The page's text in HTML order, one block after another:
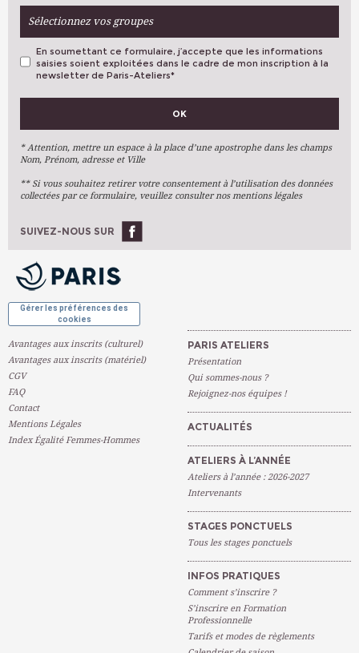
Sélectionnez vos groupes
VOS PRÉFÉRENCES
Arts Plastiques
Arts Du Texte
Arts Numériques
Ateliers À L'année
En soumettant ce formulaire, j’accepte que les informations
saisies soient exploitées dans le cadre de mon inscription à la
newsletter de Paris-Ateliers*
OK
* Attention, mettre un espace à la place d’une apostrophe dans les champs
Nom, Prénom, adresse et Ville
** Si vous souhaitez retirer votre consentement à l’utilisation des données
collectées par ce formulaire, veuillez consulter nos mentions légales
SUIVEZ-NOUS SUR
Gérer les préférences des
cookies
Avantages aux inscrits (culturel)
Avantages aux inscrits (matériel)
CGV
FAQ
Contact
Mentions Légales
Index Égalité Femmes-Hommes
PARIS ATELIERS
Présentation
Qui sommes-nous ?
Rejoignez-nos équipes !
ACTUALITÉS
ATELIERS À L’ANNÉE
Ateliers à l’année : 2026-2027
Intervenants
STAGES PONCTUELS
Tous les stages ponctuels
INFOS PRATIQUES
Comment s’inscrire ?
S’inscrire en Formation
Professionnelle
Tarifs et modes de règlements